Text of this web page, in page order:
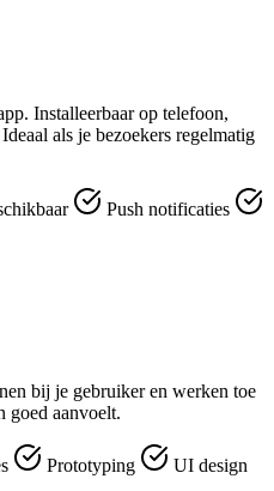
Installeerbaar op telefoon,
als je bezoekers regelmatig
Push notificaties
bij je gebruiker en werken toe
goed aanvoelt.
Prototyping
UI design